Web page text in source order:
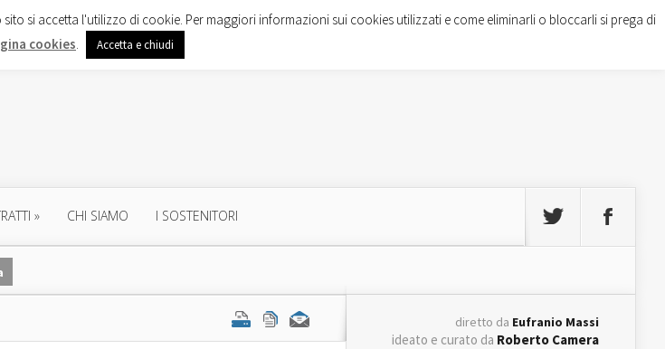
» CHI SIAMO I SOSTENITORI
diretto da Eufranio Massi
ideato e curato da Roberto Camera
si accetta l'utilizzo di cookie. Per maggiori informazioni sui cookies utilizzati e come eliminarli o bloccarli si prega di
cookies. Accetta e chiudi